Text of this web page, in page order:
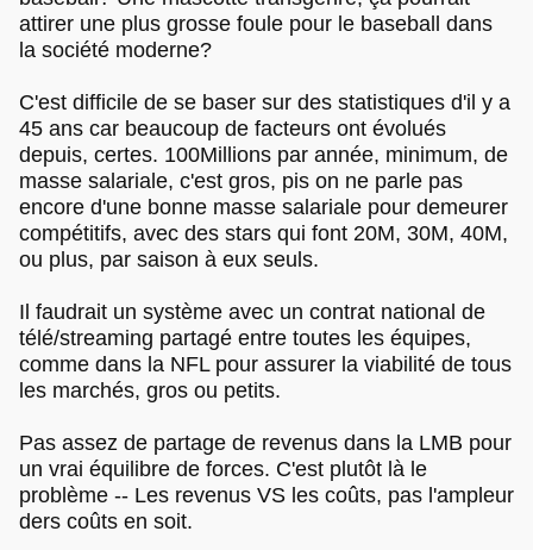
attirer une plus grosse foule pour le baseball dans
la société moderne?
C'est difficile de se baser sur des statistiques d'il y a
45 ans car beaucoup de facteurs ont évolués
depuis, certes. 100Millions par année, minimum, de
masse salariale, c'est gros, pis on ne parle pas
encore d'une bonne masse salariale pour demeurer
compétitifs, avec des stars qui font 20M, 30M, 40M,
ou plus, par saison à eux seuls.
Il faudrait un système avec un contrat national de
télé/streaming partagé entre toutes les équipes,
comme dans la NFL pour assurer la viabilité de tous
les marchés, gros ou petits.
Pas assez de partage de revenus dans la LMB pour
un vrai équilibre de forces. C'est plutôt là le
problème -- Les revenus VS les coûts, pas l'ampleur
ders coûts en soit.